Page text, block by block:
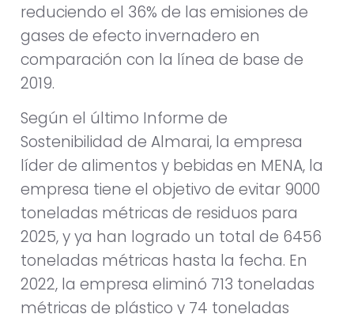
reduciendo el 36% de las emisiones de
gases de efecto invernadero en
comparación con la línea de base de
2019.
Según el último Informe de
Sostenibilidad de Almarai, la empresa
líder de alimentos y bebidas en MENA, la
empresa tiene el objetivo de evitar 9000
toneladas métricas de residuos para
2025, y ya han logrado un total de 6456
toneladas métricas hasta la fecha. En
2022, la empresa eliminó 713 toneladas
métricas de plástico y 74 toneladas